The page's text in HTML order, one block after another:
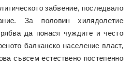
забвение, последвало
За половин хилядолетие
да понася чуждите и често
балканско население власт,
съвсем естествено постепенно